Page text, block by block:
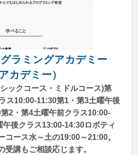
ラミングアカデミー
カデミー）
ックコース・ミドルコース)第
ス10:00-11:30第1・第3土曜午後
2・第4土曜午前クラス10:00-
後クラス13:00-14:30ロボティ
コース水～土の19:00～21:00。
受講もご相談応じます。